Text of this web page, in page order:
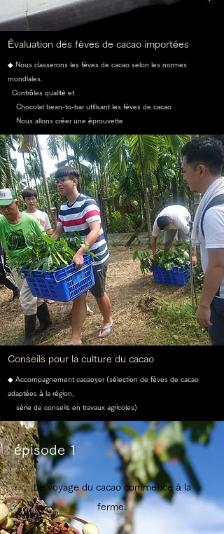
Évaluation des fèves de cacao importées
◆ Nous classerons les fèves de cacao selon les normes
mondiales.
Contrôles qualité et
Chocolat bean-to-bar utilisant les fèves de cacao
Nous allons créer une éprouvette
Conseils pour la culture du cacao
◆ Accompagnement cacaoyer (sélection de fèves de cacao
adaptées à la région,
série de conseils en travaux agricoles)
épisode 1
Le voyage du cacao commence à la
ferme.